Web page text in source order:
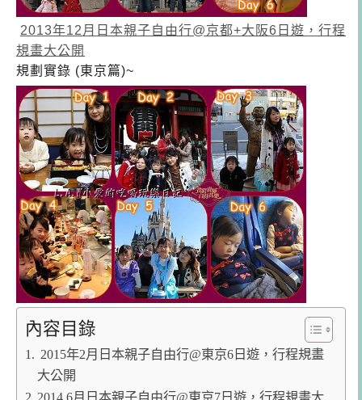
2013年12月日本親子自由行@京都+大阪6日遊，行程
規畫大公開
規劃實錄 (東京篇)~
內容目錄
2015年2月日本親子自由行@東京6日遊，行程規畫
大公開